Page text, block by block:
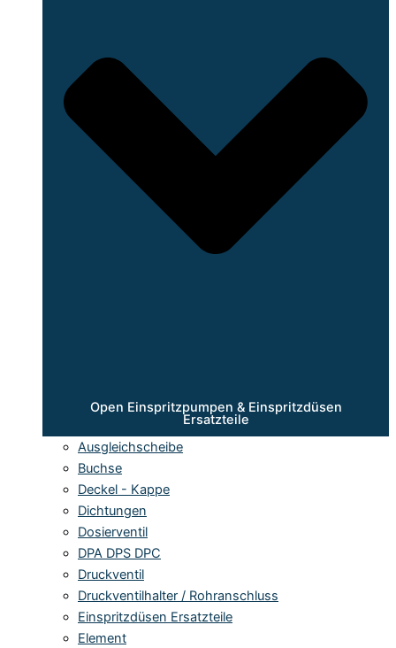
Open Einspritzpumpen & Einspritzdüsen
Ersatzteile
Ausgleichscheibe
Buchse
Deckel - Kappe
Dichtungen
Dosierventil
DPA DPS DPC
Druckventil
Druckventilhalter / Rohranschluss
Einspritzdüsen Ersatzteile
Element